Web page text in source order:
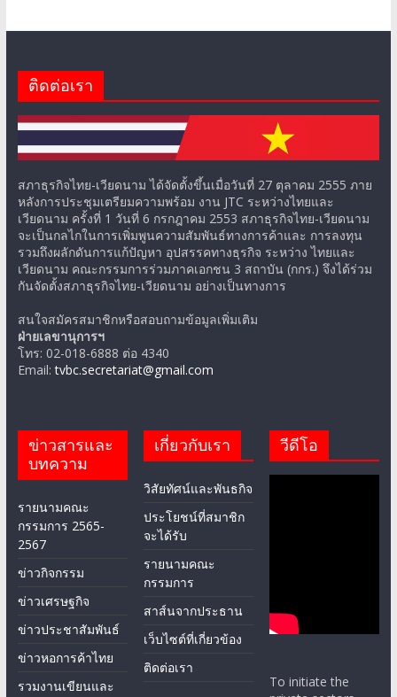
ติดต่อเรา
สภาธุรกิจไทย-เวียดนาม ได้จัดตั้งขึ้นเมื่อวันที่ 27 ตุลาคม 2555 ภาย
หลังการประชุมเตรียมความพร้อม งาน JTC ระหว่างไทยและ
เวียดนาม ครั้งที่ 1 วันที่ 6 กรกฎาคม 2553 สภาธุรกิจไทย-เวียดนาม
จะเป็นกลไกในการเพิ่มพูนความสัมพันธ์ทางการค้าและ การลงทุน
รวมถึงผลักดันการแก้ปัญหา อุปสรรคทางธุรกิจ ระหว่าง ไทยและ
เวียดนาม คณะกรรมการร่วมภาคเอกชน 3 สถาบัน (กกร.) จึงได้ร่วม
กันจัดตั้งสภาธุรกิจไทย-เวียดนาม อย่างเป็นทางการ
สนใจสมัครสมาชิกหรือสอบถามข้อมูลเพิ่มเติม
ฝ่ายเลขานุการฯ
โทร: 02-018-6888 ต่อ 4340
Email:tvbc.secretariat@gmail.com
ข่าวสารและ
บทความ
รายนามคณะ
กรรมการ 2565-
2567
ข่าวกิจกรรม
ข่าวเศรษฐกิจ
ข่าวประชาสัมพันธ์
ข่าวหอการค้าไทย
รวมงานเขียนและ
เกี่ยวกับเรา
วิสัยทัศน์และพันธกิจ
ประโยชน์ที่สมาชิก
จะได้รับ
รายนามคณะ
กรรมการ
สาส์นจากประธาน
เว็บไซต์ที่เกี่ยวข้อง
ติดต่อเรา
วีดีโอ
To initiate the